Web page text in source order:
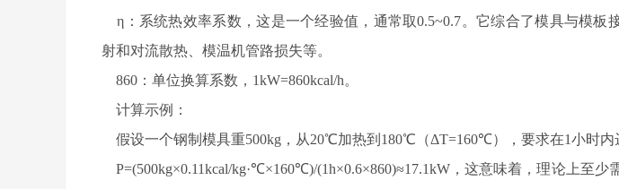
η：系统热效率系数，这是一个经验值，通常取0.5~0.7。它综合了模具与模板
射和对流散热、模温机管路损失等。
860：单位换算系数，1kW=860kcal/h。
计算示例：
假设一个钢制模具重500kg，从20℃加热到180℃（ΔT=160℃），要求在1小时内
P=(500kg×0.11kcal/kg·℃×160℃)/(1h×0.6×860)≈17.1kW，这意味着，理论上至少